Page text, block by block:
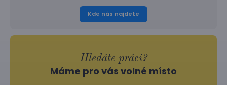
Kde nás najdete
Hledáte práci?
Máme pro vás volné místo